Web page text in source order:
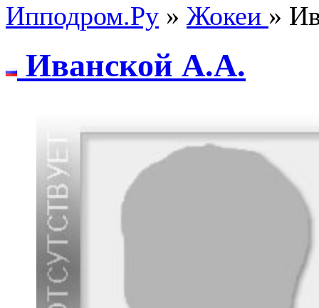
Ипподром.Ру » Жокеи »
Ивaнской А.А.